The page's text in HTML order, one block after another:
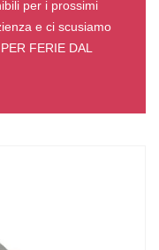
per i prossimi
e ci scusiamo
FERIE DAL